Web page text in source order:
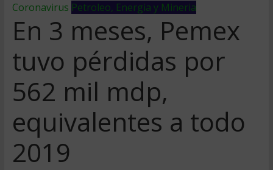
Coronavirus Petroleo, Energia y Mineria
En 3 meses, Pemex
tuvo pérdidas por
562 mil mdp,
equivalentes a todo
2019